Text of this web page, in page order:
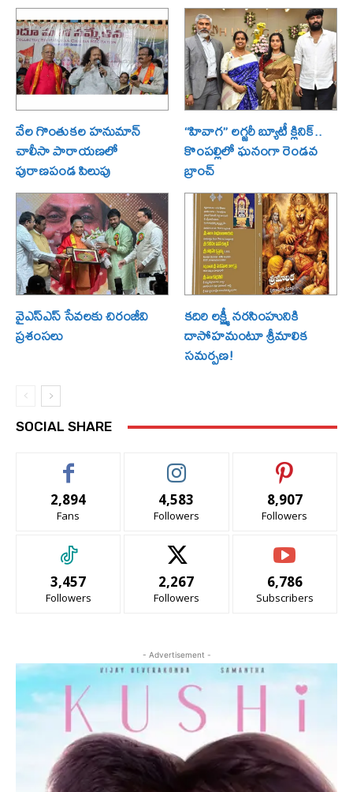
వేల గొంతుకల హనుమాన్
చాలీసా పారాయణలో
పురాణపండ పిలుపు
“హివాగ” లగ్జరీ బ్యూటీ క్లినిక్..
కొంపల్లిలో ఘనంగా రెండవ
బ్రాంచ్
వైఎస్ఎస్ సేవలకు చిరంజీవి
ప్రశంసలు
కదిరి లక్ష్మీ నరసింహునికి
దాసోహమంటూ శ్రీమాలిక
సమర్పణ!
SOCIAL SHARE
2,894
Fans
4,583
Followers
8,907
Followers
3,457
Followers
2,267
Followers
6,786
Subscribers
- Advertisement -